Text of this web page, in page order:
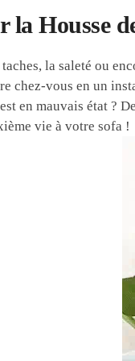
la Housse
la saleté ou
chez-vous en un
en mauvais état ?
vie à votre sofa !